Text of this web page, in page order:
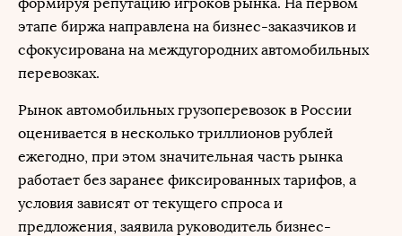
этапе биржа направлена на бизнес-заказчиков и
сфокусирована на междугородних автомобильных
перевозках.
Рынок автомобильных грузоперевозок в России
оценивается в несколько триллионов рублей
ежегодно, при этом значительная часть рынка
работает без заранее фиксированных тарифов, а
условия зависят от текущего спроса и
предложения, заявила руководитель бизнес-